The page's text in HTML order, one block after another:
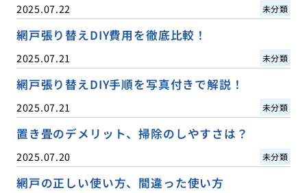
2025.07.22 未分類
網戸張り替えDIY費用を徹底比較！
2025.07.21 未分類
網戸張り替えDIY手順を写真付きで解説！
2025.07.21 未分類
置き畳のデメリット、掃除のしやすさは？
2025.07.20 未分類
網戸の正しい使い方、間違った使い方